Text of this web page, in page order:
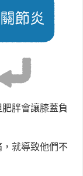
胖會讓膝蓋負
就導致他們不